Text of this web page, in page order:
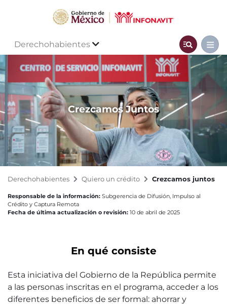
Derechohabientes
Crezcamos Juntos
Derechohabientes Quiero un crédito Crezcamos juntos
Responsable de la información: Subgerencia de Difusión, Impulso al
Crédito y Captura Remota
Fecha de última actualización o revisión: 10 de abril de 2025
En qué consiste
Esta iniciativa del Gobierno de la República permite
a las personas inscritas en el programa, acceder a los
diferentes beneficios de ser formal: ahorrar y